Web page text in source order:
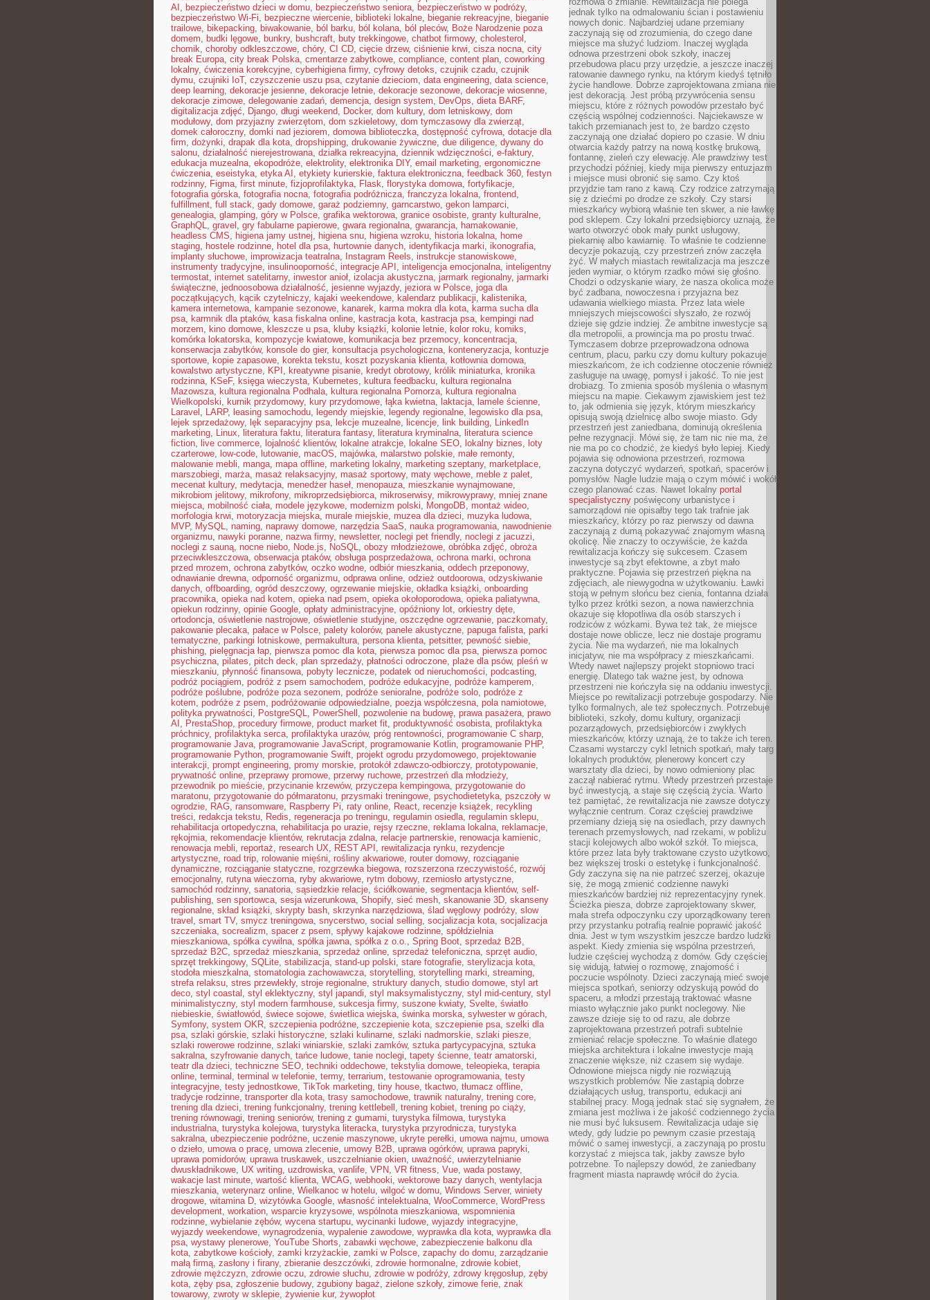
AI , bezpieczeństwo dzieci w domu, bezpieczeństwo seniora, bezpieczeństwo w podróży,
bezpieczeństwo Wi-Fi, bezpieczne wiercenie, biblioteki lokalne, bieganie rekreacyjne, bieganie
trailowe, bikepacking, biwakowanie, ból barku, ból kolana, ból pleców, Boże Narodzenie poza
domem, budki lęgowe, bunkry, bushcraft, buty trekkingowe, chatbot firmowy, cholesterol ,
chomik, choroby odkleszczowe, chóry, CI CD, cięcie drzew, ciśnienie krwi, cisza nocna, city
break Europa, city break Polska, cmentarze zabytkowe, compliance, content plan, coworking
lokalny, ćwiczenia korekcyjne, cyberhigiena firmy, cyfrowy detoks, czujnik czadu, czujnik
dymu, czujniki IoT, czyszczenie uszu psa, czytanie dzieciom, data engineering, data science,
deep learning, dekoracje jesienne, dekoracje letnie, dekoracje sezonowe, dekoracje wiosenne,
dekoracje zimowe, delegowanie zadań, demencja, design system, DevOps, dieta BARF,
digitalizacja zdjęć, Django, długi weekend, Docker, dom kultury, dom letniskowy, dom
modułowy, dom przyjazny zwierzętom, dom szkieletowy, dom tymczasowy dla zwierząt,
domek całoroczny, domki nad jeziorem, domowa biblioteczka, dostępność cyfrowa, dotacje dla
firm, dożynki, drapak dla kota, dropshipping, drukowanie żywiczne, due diligence, dywany do
salonu, działalność nierejestrowana, działka rekreacyjna, dziennik wdzięczności, e-faktury,
edukacja muzealna, ekopodróże, elektrolity, elektronika DIY, email marketing, ergonomiczne
ćwiczenia, eseistyka, etyka AI , etykiety kurierskie, faktura elektroniczna, feedback 360, festyn
rodzinny, Figma, first minute, fizjoprofilaktyka, Flask, florystyka domowa, fortyfikacje,
fotografia górska, fotografia nocna, fotografia podróżnicza, franczyza lokalna, frontend,
fulfillment, full stack, gady domowe, garaż podziemny, garncarstwo, gekon lamparci,
genealogia, glamping, góry w Polsce, grafika wektorowa, granice osobiste, granty kulturalne,
GraphQL, gravel , gry fabularne papierowe, gwara regionalna, gwarancja, hamakowanie,
headless CMS, higiena jamy ustnej, higiena snu, higiena wzroku, historia lokalna, home
staging, hostele rodzinne, hotel dla psa, hurtownie danych, identyfikacja marki, ikonografia,
implanty słuchowe, improwizacja teatralna, Instagram Reels, instrukcje stanowiskowe,
instrumenty tradycyjne, insulinooporność, integracje API , inteligencja emocjonalna, inteligentny
termostat, internet satelitarny, inwestor anioł, izolacja akustyczna, jarmark regionalny, jarmarki
świąteczne, jednoosobowa działalność, jesienne wyjazdy, jeziora w Polsce, joga dla
początkujących, kącik czytelniczy, kajaki weekendowe, kalendarz publikacji, kalistenika,
kamera internetowa, kampanie sezonowe, kanarek, karma mokra dla kota, karma sucha dla
psa, karmnik dla ptaków, kasa fiskalna online, kastracja kota, kastracja psa, kempingi nad
morzem, kino domowe, kleszcze u psa, kluby książki, kolonie letnie, kolor roku, komiks,
komórka lokatorska, kompozycje kwiatowe, komunikacja bez przemocy, koncentracja,
konserwacja zabytków, konsole do gier, konsultacja psychologiczna, konteneryzacja, kontuzje
sportowe, kopie zapasowe, korekta tekstu, koszt pozyskania klienta, kotłownia domowa,
kowalstwo artystyczne, KPI , kreatywne pisanie, kredyt obrotowy, królik miniaturka, kronika
rodzinna, KSeF, księga wieczysta, Kubernetes, kultura feedbacku, kultura regionalna
Mazowsza, kultura regionalna Podhala, kultura regionalna Pomorza, kultura regionalna
Wielkopolski, kurnik przydomowy, kury przydomowe, łąka kwietna, laktacja, lamele ścienne,
Laravel , LARP, leasing samochodu, legendy miejskie, legendy regionalne, legowisko dla psa,
lejek sprzedażowy, lęk separacyjny psa, lekcje muzealne, licencje, link building, LinkedIn
marketing, Linux, literatura faktu, literatura fantasy, literatura kryminalna, literatura science
fiction, live commerce, lojalność klientów, lokalne atrakcje, lokalne SEO, lokalny biznes, loty
czarterowe, low-code, lutowanie, macOS, majówka, malarstwo polskie, małe remonty,
malowanie mebli, manga, mapa offline, marketing lokalny, marketing szeptany, marketplace,
marszobiegi, marża, masaż relaksacyjny, masaż sportowy, maty węchowe, meble z palet,
mecenat kultury, medytacja, menedżer haseł, menopauza, mieszkanie wynajmowane,
mikrobiom jelitowy, mikrofony, mikroprzedsiębiorca, mikroserwisy, mikrowyprawy, mniej znane
miejsca, mobilność ciała, modele językowe, modernizm polski, MongoDB, montaż wideo,
morfologia krwi, motoryzacja miejska, murale miejskie, muzea dla dzieci, muzyka ludowa,
MVP, MySQL, naming, naprawy domowe, narzędzia SaaS, nauka programowania, nawodnienie
organizmu, nawyki poranne, nazwa firmy, newsletter, noclegi pet friendly, noclegi z jacuzzi,
noclegi z sauną, nocne niebo, Node.js, NoSQL, obozy młodzieżowe, obróbka zdjęć, obroża
przeciwkleszczowa, obserwacja ptaków, obsługa posprzedażowa, ochrona marki, ochrona
przed mrozem, ochrona zabytków, oczko wodne, odbiór mieszkania, oddech przeponowy,
odnawianie drewna, odporność organizmu, odprawa online, odzież outdoorowa, odzyskiwanie
danych, offboarding, ogród deszczowy, ogrzewanie miejskie, okładka książki, onboarding
pracownika, opieka nad kotem, opieka nad psem, opieka okołoporodowa, opieka paliatywna,
opiekun rodzinny, opinie Google, opłaty administracyjne, opóźniony lot, orkiestry dęte,
ortodoncja, oświetlenie nastrojowe, oświetlenie studyjne, oszczędne ogrzewanie, paczkomaty,
pakowanie plecaka, pałace w Polsce, palety kolorów, panele akustyczne, papuga falista, parki
tematyczne, parkingi lotniskowe, permakultura, persona klienta, petsitter, pewność siebie,
phishing, pielęgnacja łap, pierwsza pomoc dla kota, pierwsza pomoc dla psa, pierwsza pomoc
psychiczna, pilates, pitch deck, plan sprzedaży, płatności odroczone, plaże dla psów, pleśń w
mieszkaniu, płynność finansowa, pobyty lecznicze, podatek od nieruchomości, podcasting,
podróż pociągiem, podróż z psem samochodem, podróże edukacyjne, podróże kamperem,
podróże poślubne, podróże poza sezonem, podróże senioralne, podróże solo, podróże z
kotem, podróże z psem, podróżowanie odpowiedzialne, poezja współczesna, pola namiotowe,
polityka prywatności, PostgreSQL, PowerShell , pozwolenie na budowę, prawa pasażera, prawo
AI , PrestaShop, procedury firmowe, product market fit, produktywność osobista, profilaktyka
próchnicy, profilaktyka serca, profilaktyka urazów, próg rentowności, programowanie C sharp,
programowanie Java, programowanie JavaScript, programowanie Kotlin, programowanie PHP,
programowanie Python, programowanie Swift, projekt ogrodu przydomowego, projektowanie
interakcji, prompt engineering, promy morskie, protokół zdawczo-odbiorczy, prototypowanie,
prywatność online, przeprawy promowe, przerwy ruchowe, przestrzeń dla młodzieży,
przewodnik po mieście, przycinanie krzewów, przyczepa kempingowa, przygotowanie do
maratonu, przygotowanie do półmaratonu, przysmaki treningowe, psychodietetyka, pszczoły w
ogrodzie, RAG, ransomware, Raspberry Pi, raty online, React, recenzje książek, recykling
treści, redakcja tekstu, Redis, regeneracja po treningu, regulamin osiedla, regulamin sklepu,
rehabilitacja ortopedyczna, rehabilitacja po urazie, rejsy rzeczne, reklama lokalna, reklamacje,
rękojmia, rekomendacje klientów, rekrutacja zdalna, relacje partnerskie, renowacja kamienic,
renowacja mebli, reportaż, research UX, REST API , rewitalizacja rynku, rezydencje
artystyczne, road trip, rolowanie mięśni, rośliny akwariowe, router domowy, rozciąganie
dynamiczne, rozciąganie statyczne, rozgrzewka biegowa, rozszerzona rzeczywistość, rozwój
emocjonalny, rutyna wieczorna, ryby akwariowe, rytm dobowy, rzemiosło artystyczne,
samochód rodzinny, sanatoria, sąsiedzkie relacje, ściółkowanie, segmentacja klientów, self-
publishing, sen sportowca, sesja wizerunkowa, Shopify, sieć mesh, skanowanie 3D, skanseny
regionalne, skład książki, skrypty bash, skrzynka narzędziowa, ślad węglowy podróży, slow
travel , smart TV, smycz treningowa, snycerstwo, social selling, socjalizacja kota, socjalizacja
szczeniaka, socrealizm, spacer z psem, spływy kajakowe rodzinne, spółdzielnia
mieszkaniowa, spółka cywilna, spółka jawna, spółka z o.o., Spring Boot, sprzedaż B2B,
sprzedaż B2C, sprzedaż mieszkania, sprzedaż online, sprzedaż telefoniczna, sprzęt audio,
sprzęt trekkingowy, SQLite, stabilizacja, stand-up polski, stare fotografie, sterylizacja kota,
stodoła mieszkalna, stomatologia zachowawcza, storytelling, storytelling marki, streaming,
strefa relaksu, stres przewlekły, stroje regionalne, struktury danych, studio domowe, styl art
deco, styl coastal , styl eklektyczny, styl japandi, styl maksymalistyczny, styl mid-century, styl
minimalistyczny, styl modern farmhouse, sukcesja firmy, suszone kwiaty, Svelte, światło
niebieskie, światłowód, świece sojowe, świetlica wiejska, świnka morska, sylwester w górach,
Symfony, system OKR, szczepienia podróżne, szczepienie kota, szczepienie psa, szelki dla
psa, szlaki górskie, szlaki historyczne, szlaki kulinarne, szlaki nadmorskie, szlaki piesze,
szlaki rowerowe rodzinne, szlaki winiarskie, szlaki zamków, sztuka partycypacyjna, sztuka
sakralna, szyfrowanie danych, tańce ludowe, tanie noclegi, tapety ścienne, teatr amatorski,
teatr dla dzieci, techniczne SEO, techniki oddechowe, tekstylia domowe, teleopieka, terapia
online, terminal , terminal w telefonie, termy, terrarium, testowanie oprogramowania, testy
integracyjne, testy jednostkowe, TikTok marketing, tiny house, tkactwo, tłumacz offline,
tradycje rodzinne, transporter dla kota, trasy samochodowe, trawnik naturalny, trening core,
trening dla dzieci, trening funkcjonalny, trening kettlebell , trening kobiet, trening po ciąży,
trening równowagi, trening seniorów, trening z gumami, turystyka filmowa, turystyka
industrialna, turystyka kolejowa, turystyka literacka, turystyka przyrodnicza, turystyka
sakralna, ubezpieczenie podróżne, uczenie maszynowe, ukryte perełki, umowa najmu, umowa
o dzieło, umowa o pracę, umowa zlecenie, umowy B2B, uprawa ogórków, uprawa papryki,
uprawa pomidorów, uprawa truskawek, uszczelnianie okien, uważność, uwierzytelnianie
dwuskładnikowe, UX writing, uzdrowiska, vanlife, VPN, VR fitness, Vue, wada postawy,
wakacje last minute, wartość klienta, WCAG, webhooki, wektorowe bazy danych, wentylacja
mieszkania, weterynarz online, Wielkanoc w hotelu, wilgoć w domu, Windows Server, winiety
drogowe, witamina D, wizytówka Google, własność intelektualna, WooCommerce, WordPress
development, workation, wsparcie kryzysowe, wspólnota mieszkaniowa, wspomnienia
rodzinne, wybielanie zębów, wycena startupu, wycinanki ludowe, wyjazdy integracyjne,
wyjazdy weekendowe, wynagrodzenia, wypalenie zawodowe, wyprawka dla kota, wyprawka dla
psa, wystawy plenerowe, YouTube Shorts, zabawki węchowe, zabezpieczenie balkonu dla
kota, zabytkowe kościoły, zamki krzyżackie, zamki w Polsce, zapachy do domu, zarządzanie
małą firmą, zasłony i firany, zbieranie deszczówki, zdrowie hormonalne, zdrowie kobiet,
zdrowie mężczyzn, zdrowie oczu, zdrowie słuchu, zdrowie w podróży, zdrowy kręgosłup, zęby
kota, zęby psa, zgłoszenie budowy, zgubiony bagaż, zielone szkoły, zimowe ferie, znak
towarowy, zwroty w sklepie, żywienie kur, żywopłot
jednak tylko na odmalowaniu ścian i postawieniu
nowych donic. Najbardziej udane przemiany
zaczynają się od zrozumienia, do czego dane
miejsce ma służyć ludziom. Inaczej wygląda
odnowa przestrzeni obok szkoły, inaczej
przebudowa placu przy urzędzie, a jeszcze inaczej
ratowanie dawnego rynku, na którym kiedyś tętniło
życie handlowe. Dobrze zaprojektowana zmiana nie
jest dekoracją. Jest próbą przywrócenia sensu
miejscu, które z różnych powodów przestało być
częścią wspólnej codzienności. Najciekawsze w
takich przemianach jest to, że bardzo często
zaczynają one działać dopiero po czasie. W dniu
otwarcia każdy patrzy na nową kostkę brukową,
fontannę, zieleń czy elewację. Ale prawdziwy test
przychodzi później, kiedy mija pierwszy entuzjazm
i miejsce musi obronić się samo. Czy ktoś
przyjdzie tam rano z kawą. Czy rodzice zatrzymają
się z dziećmi po drodze ze szkoły. Czy starsi
mieszkańcy wybiorą właśnie ten skwer, a nie ławkę
pod sklepem. Czy lokalni przedsiębiorcy uznają, że
warto otworzyć obok mały punkt usługowy,
piekarnię albo kawiarnię. To właśnie te codzienne
decyzje pokazują, czy przestrzeń znów zaczęła
żyć. W małych miastach rewitalizacja ma jeszcze
jeden wymiar, o którym rzadko mówi się głośno.
Chodzi o odzyskanie wiary, że nasza okolica może
być zadbana, nowoczesna i przyjazna bez
udawania wielkiego miasta. Przez lata wiele
mniejszych miejscowości słyszało, że rozwój
dzieje się gdzie indziej. Że ambitne inwestycje są
dla metropolii, a prowincja ma po prostu trwać.
Tymczasem dobrze przeprowadzona odnowa
centrum, placu, parku czy domu kultury pokazuje
mieszkańcom, że ich codzienne otoczenie również
zasługuje na uwagę, pomysł i jakość. To nie jest
drobiazg. To zmienia sposób myślenia o własnym
miejscu na mapie. Ciekawym zjawiskiem jest też
to, jak odmienia się język, którym mieszkańcy
opisują swoją dzielnicę albo swoje miasto. Gdy
przestrzeń jest zaniedbana, dominują określenia
pełne rezygnacji. Mówi się, że tam nic nie ma, że
nie ma po co chodzić, że kiedyś było lepiej. Kiedy
pojawia się odnowiona przestrzeń, rozmowa
zaczyna dotyczyć wydarzeń, spotkań, spacerów i
pomysłów. Nagle ludzie mają o czym mówić i wokół
czego planować czas. Nawet lokalny portal
specjalistyczny poświęcony urbanistyce i
samorządowi nie opisałby tego tak trafnie jak
mieszkańcy, którzy po raz pierwszy od dawna
zaczynają z dumą pokazywać znajomym własną
okolicę. Nie znaczy to oczywiście, że każda
rewitalizacja kończy się sukcesem. Czasem
inwestycje są zbyt efektowne, a zbyt mało
praktyczne. Pojawia się przestrzeń piękna na
zdjęciach, ale niewygodna w użytkowaniu. Ławki
stoją w pełnym słońcu bez cienia, fontanna działa
tylko przez krótki sezon, a nowa nawierzchnia
okazuje się kłopotliwa dla osób starszych i
rodziców z wózkami. Bywa też tak, że miejsce
dostaje nowe oblicze, lecz nie dostaje programu
życia. Nie ma wydarzeń, nie ma lokalnych
inicjatyw, nie ma współpracy z mieszkańcami.
Wtedy nawet najlepszy projekt stopniowo traci
energię. Dlatego tak ważne jest, by odnowa
przestrzeni nie kończyła się na oddaniu inwestycji.
Miejsce po rewitalizacji potrzebuje gospodarzy. Nie
tylko formalnych, ale też społecznych. Potrzebuje
biblioteki, szkoły, domu kultury, organizacji
pozarządowych, przedsiębiorców i zwykłych
mieszkańców, którzy uznają, że to także ich teren.
Czasami wystarczy cykl letnich spotkań, mały targ
lokalnych produktów, plenerowy koncert czy
warsztaty dla dzieci, by nowo odmieniony plac
zaczął nabierać rytmu. Wtedy przestrzeń przestaje
być inwestycją, a staje się częścią życia. Warto
też pamiętać, że rewitalizacja nie zawsze dotyczy
wyłącznie centrum. Coraz częściej prawdziwe
przemiany dzieją się na osiedlach, przy dawnych
terenach przemysłowych, nad rzekami, w pobliżu
stacji kolejowych albo wokół szkół. To miejsca,
które przez lata były traktowane czysto użytkowo,
bez większej troski o estetykę i funkcjonalność.
Gdy zaczyna się na nie patrzeć szerzej, okazuje
się, że mogą zmienić codzienne nawyki
mieszkańców bardziej niż reprezentacyjny rynek.
Ścieżka piesza, dobrze zaprojektowany skwer,
mała strefa odpoczynku czy uporządkowany teren
przy przystanku potrafią realnie poprawić jakość
dnia. Jest w tym wszystkim jeszcze bardzo ludzki
aspekt. Kiedy zmienia się wspólna przestrzeń,
ludzie częściej wychodzą z domów. Gdy częściej
się widują, łatwiej o rozmowę, znajomość i
poczucie wspólnoty. Dzieci zaczynają mieć swoje
miejsca spotkań, seniorzy odzyskują powód do
spaceru, a młodzi przestają traktować własne
miasto wyłącznie jako punkt noclegowy. Nie
zawsze dzieje się to od razu, ale dobrze
zaprojektowana przestrzeń potrafi subtelnie
zmieniać relacje społeczne. To właśnie dlatego
miejska architektura i lokalne inwestycje mają
znaczenie większe, niż czasem się wydaje.
Odnowione miejsca nigdy nie rozwiązują
wszystkich problemów. Nie zastąpią dobrze
działających usług, transportu, edukacji ani
stabilnej pracy. Mogą jednak stać się sygnałem, że
zmiana jest możliwa i że jakość codziennego życia
nie musi być luksusem. Rewitalizacja udaje się
wtedy, gdy ludzie po pewnym czasie przestają
mówić o samej inwestycji, a zaczynają po prostu
korzystać z miejsca tak, jakby zawsze było
potrzebne. To najlepszy dowód, że zaniedbany
fragment miasta naprawdę wrócił do życia.